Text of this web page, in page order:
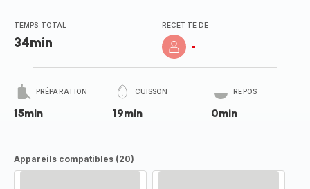
TEMPS TOTAL
34min
RECETTE DE
-
PRÉPARATION
15min
CUISSON
19min
REPOS
0min
Appareils compatibles (20)